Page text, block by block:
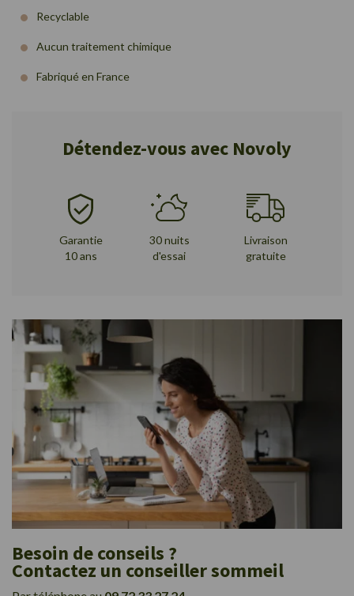
Recyclable
Aucun traitement chimique
Fabriqué en France
Détendez-vous avec Novoly
Garantie
10 ans
30 nuits
d'essai
Livraison
gratuite
Besoin de conseils ?
Contactez un conseiller sommeil